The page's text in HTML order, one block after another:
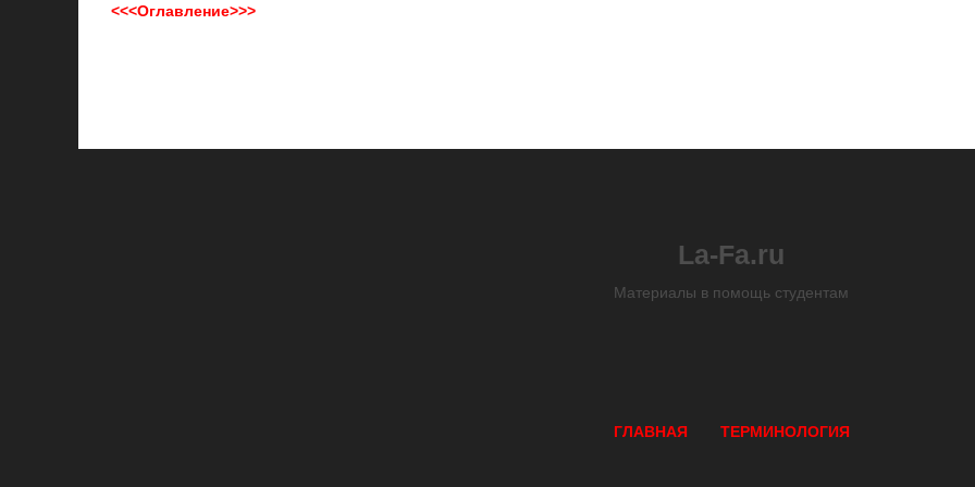
<<<Оглавление>>>
La-Fa.ru
Материалы в помощь студентам
ГЛАВНАЯ ТЕРМИНОЛОГИЯ